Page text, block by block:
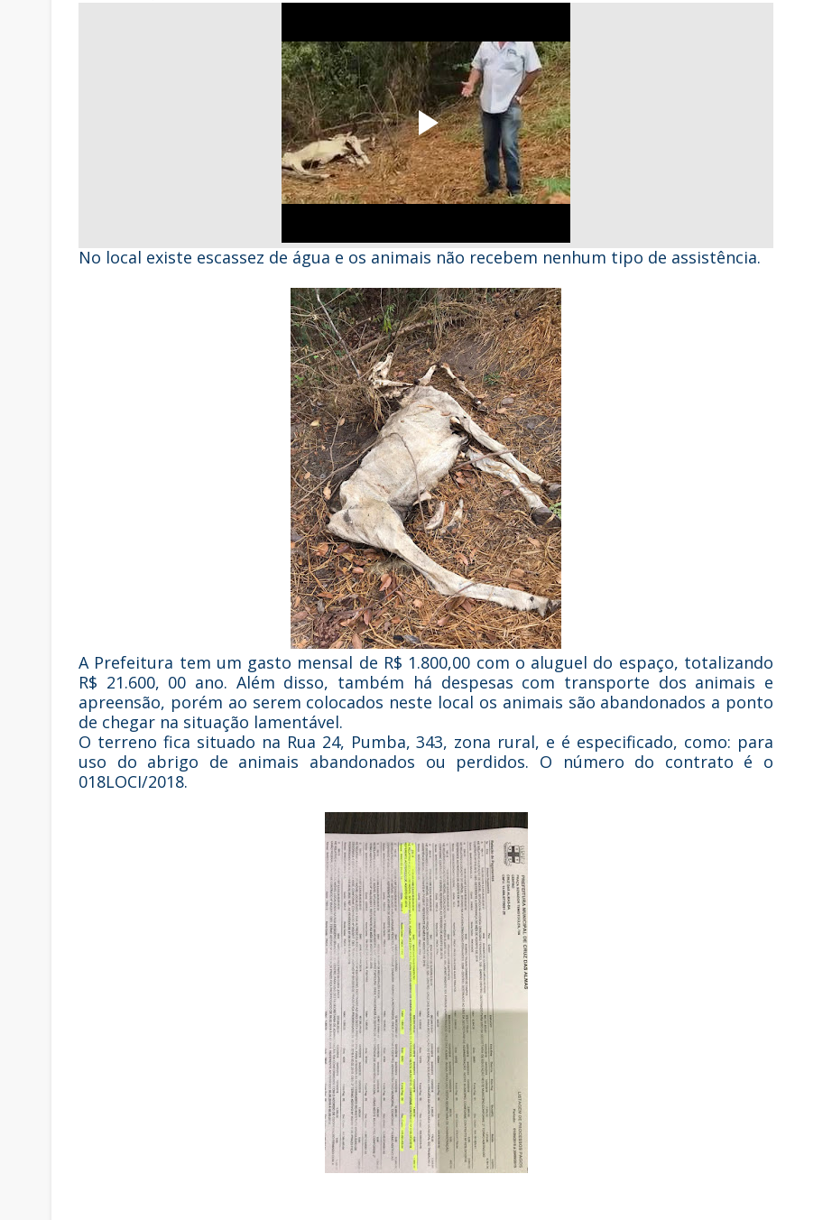
No local existe escassez de água e os animais não recebem nenhum tipo de assistência.
A Prefeitura tem um gasto mensal de R$ 1.800,00 com o aluguel do espaço, totalizando
R$ 21.600, 00 ano. Além disso, também há despesas com transporte dos animais e
apreensão, porém ao serem colocados neste local os animais são abandonados a ponto
de chegar na situação lamentável.
O terreno fica situado na Rua 24, Pumba, 343, zona rural, e é especificado, como: para
uso do abrigo de animais abandonados ou perdidos. O número do contrato é o
018LOCI/2018.